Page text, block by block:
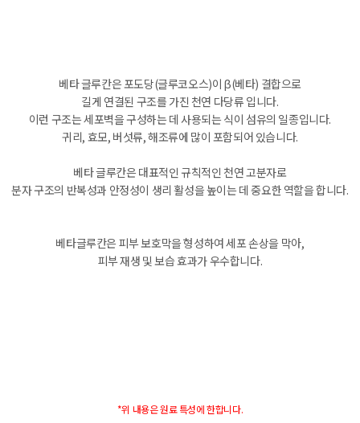
베타 글루칸은 포도당(글루코오스)이 β(베타) 결합으로
길게 연결된 구조를 가진 천연 다당류 입니다.
이런 구조는 세포벽을 구성하는 데 사용되는 식이 섬유의 일종입니다.
귀리, 효모, 버섯류, 해조류에 많이 포함되어 있습니다.
베타 글루칸은 대표적인 규칙적인 천연 고분자로
분자 구조의 반복성과 안정성이 생리 활성을 높이는 데 중요한 역할을 합니다.
베타글루칸은 피부 보호막을 형성하여 세포 손상을 막아,
피부 재생 및 보습 효과가 우수합니다.
*위 내용은 원료 특성에 한합니다.